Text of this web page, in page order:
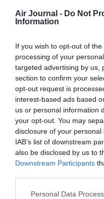
Air Journal - Do Not
Information
If you wish to opt-out of
processing of your
targeted advertising by us,
section to confirm your
opt-out request is
interest-based ads based
us or personal information
your opt-out. You may
disclosure of your
IAB’s list of downstream
also be disclosed by us to
Downstream Participants
Personal Data
Anna Stazzia commenté :
Encore un territoire
J’espère qu’ils auront
haut.
Et tous ces gus vont sans
le Père Noël, ou mieux
copains.. Même le Pape ne
LAISSER